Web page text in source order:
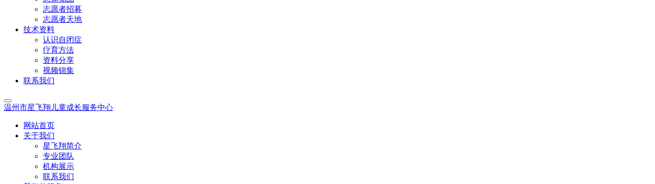
志愿者招募
志愿者天地
技术资料
认识自闭症
疗育方法
资料分享
视频锦集
联系我们
温州市星飞翔儿童成长服务中心
网站首页
关于我们
​星飞翔简介
专业团队
机构展示
联系我们